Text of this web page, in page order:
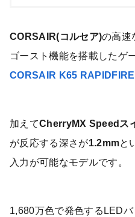
CORSAIR(コルセア)の高速
ゴースト機能を搭載したゲ
CORSAIR K65
加えてCherryMX Speedス
が反応する深さが1.2mmと
入力が可能なモデルです。
1,680万色で発色するLED